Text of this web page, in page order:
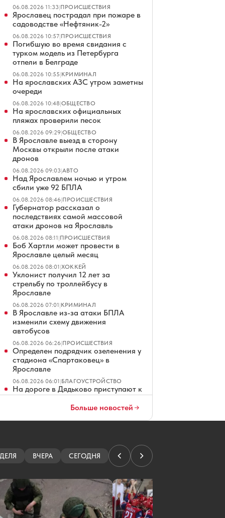
06.08.2026 11:33|ПРОИСШЕСТВИЯ
Ярославец пострадал при пожаре в
садоводстве «Нефтяник-2»
06.08.2026 10:57|ПРОИСШЕСТВИЯ
Погибшую во время свидания с
турком модель из Петербурга
отпели в Белграде
06.08.2026 10:55|КРИМИНАЛ
На ярославских АЗС утром заметны
очереди
06.08.2026 10:48|ОБЩЕСТВО
На ярославских официальных
пляжах проверили песок
06.08.2026 09:29|ОБЩЕСТВО
В Ярославле выезд в сторону
Москвы открыли после атаки
дронов
06.08.2026 09:03|АВТО
Над Ярославлем ночью и утром
сбили уже 92 БПЛА
06.08.2026 08:46|ПРОИСШЕСТВИЯ
Губернатор рассказал о
последствиях самой массовой
атаки дронов на Ярославль
06.08.2026 08:11|ПРОИСШЕСТВИЯ
Боб Хартли может провести в
Ярославле целый месяц
06.08.2026 08:01|ХОККЕЙ
Уклонист получил 12 лет за
стрельбу по троллейбусу в
Ярославле
06.08.2026 07:01|КРИМИНАЛ
В Ярославле из-за атаки БПЛА
изменили схему движения
автобусов
06.08.2026 06:26|ПРОИСШЕСТВИЯ
Определен подрядчик озеленения у
стадиона «Спартаковец» в
Ярославле
06.08.2026 06:01|БЛАГОУСТРОЙСТВО
На дороге в Дядьково приступают к
ремонту тротуаров
ДОРОГИ
Обнародован график путешествия
В Ярославле из-за ночной атаки
БПЛА перерыли федеральную
06.08.2026 02:56 ПРОИСШЕСТВИЯ
В Ярославской области ночью
объявлена атака БПЛА
06.08.2026 02:46|ПРОИСШЕСТВИЯ
Больше новостей
ВЧЕРА СЕГОДНЯ